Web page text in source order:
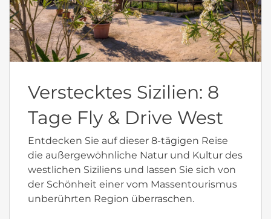
Verstecktes Sizilien: 8
Tage Fly & Drive West
Entdecken Sie auf dieser 8-tägigen Reise
die außergewöhnliche Natur und Kultur des
westlichen Siziliens und lassen Sie sich von
der Schönheit einer vom Massentourismus
unberührten Region überraschen.